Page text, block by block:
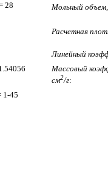
28 Мольный
Расчетная
Линейный
Массовый
см2/г:
1-45